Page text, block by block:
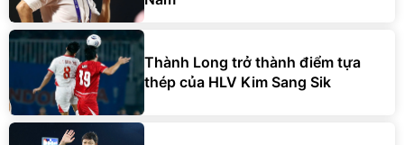
Thành Long trở thành điểm tựa
thép của HLV Kim Sang Sik